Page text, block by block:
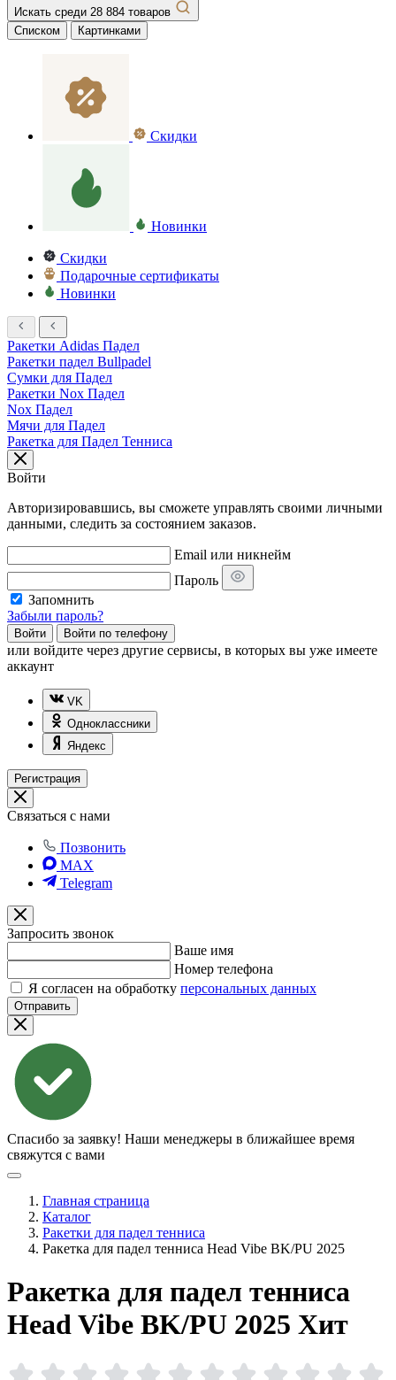
Искать среди 28 884 товаров
Списком
Картинками
Скидки
Новинки
Скидки
Подарочные сертификаты
Новинки
Ракетки Adidas Падел
Ракетки падел Bullpadel
Сумки для Падел
Ракетки Nox Падел
Nox Падел
Мячи для Падел
Ракетка для Падел Тенниса
Войти
Авторизировавшись, вы сможете управлять своими личными
данными, следить за состоянием заказов.
Email или никнейм
Пароль
Запомнить
Забыли пароль?
Войти Войти по телефону
или войдите через другие сервисы, в которых вы уже имеете
аккаунт
VK
Одноклассники
Яндекс
Регистрация
Связаться с нами
Позвонить
MAX
Telegram
Запросить звонок
Ваше имя
Номер телефона
Я согласен на обработку персональных данных
Отправить
Спасибо за заявку! Наши менеджеры в ближайшее время
свяжутся с вами
Главная страница
Каталог
Ракетки для падел тенниса
Ракетка для падел тенниса Head Vibe BK/PU 2025
Ракетка для падел тенниса
Head Vibe BK/PU 2025 Хит